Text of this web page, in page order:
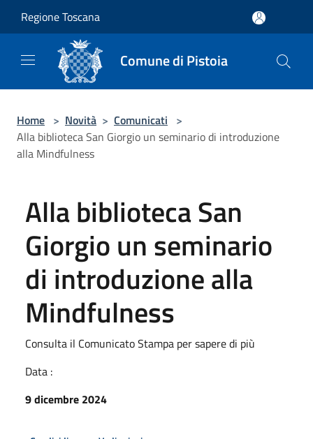
Regione Toscana
Comune di Pistoia
Home > Novità > Comunicati >
Alla biblioteca San Giorgio un seminario di introduzione
alla Mindfulness
Alla biblioteca San
Giorgio un seminario
di introduzione alla
Mindfulness
Consulta il Comunicato Stampa per sapere di più
Data :
9 dicembre 2024